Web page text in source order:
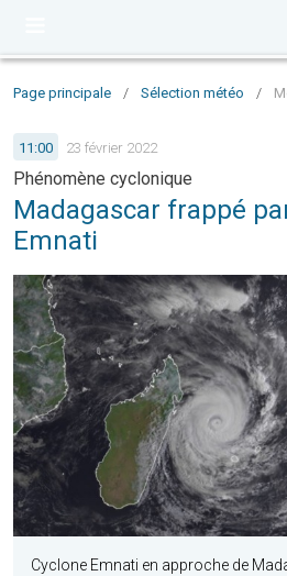
Page principale / Sélection météo /
11:00 23 février 2022
Phénomène cyclonique
Madagascar frappé
Emnati
Cyclone Emnati en approche de